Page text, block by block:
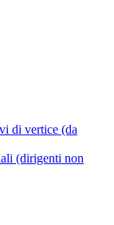
di vertice (da
(dirigenti non